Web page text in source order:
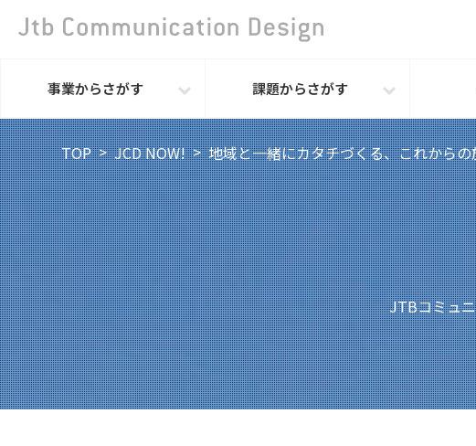
事業からさがす 課題からさがす
TOP JCD NOW! 地域と一緒にカタチづくる、これから
JTBコミュ